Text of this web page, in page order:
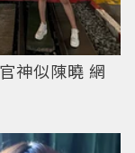
神似陳曉 網